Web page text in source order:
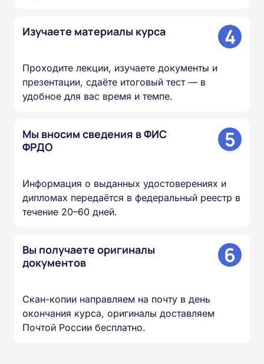
Изучаете материалы курса 4
Проходите лекции, изучаете документы и
презентации, сдаёте итоговый тест — в
удобное для вас время и темпе.
Мы вносим сведения в ФИС
ФРДО
5
Информация о выданных удостоверениях и
дипломах передаётся в федеральный реестр в
течение 20–60 дней.
Вы получаете оригиналы
документов
6
Скан-копии направляем на почту в день
окончания курса, оригиналы доставляем
Почтой России бесплатно.